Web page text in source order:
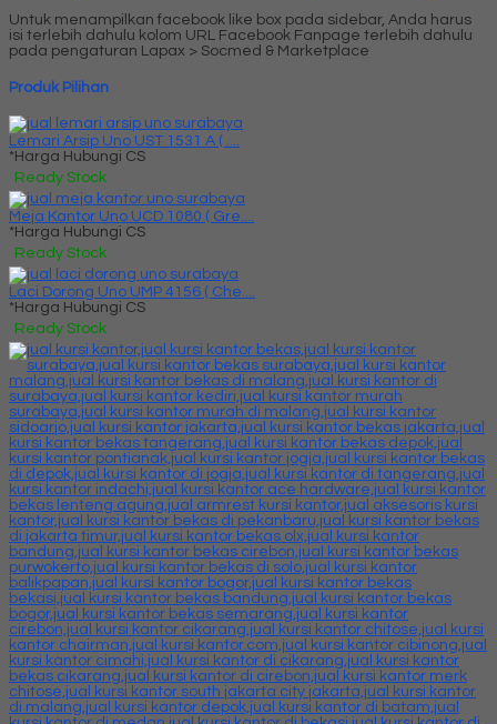
Untuk menampilkan facebook like box pada sidebar, Anda harus
isi terlebih dahulu kolom URL Facebook Fanpage terlebih dahulu
pada pengaturan Lapax > Socmed & Marketplace
Produk Pilihan
Lemari Arsip Uno UST 1531 A ( ....
*Harga Hubungi CS
Ready Stock
Meja Kantor Uno UCD 1080 ( Gre....
*Harga Hubungi CS
Ready Stock
Laci Dorong Uno UMP 4156 ( Che....
*Harga Hubungi CS
Ready Stock